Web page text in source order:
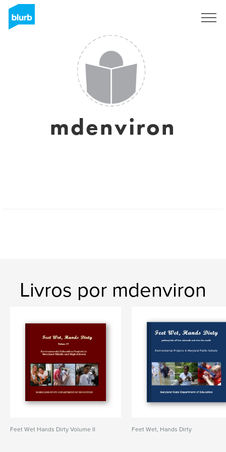
mdenviron
Livros por mdenviron
Feet Wet Hands Dirty Volume II Feet Wet, Hands Dirty